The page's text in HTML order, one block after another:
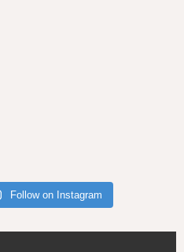
Follow on Instagram